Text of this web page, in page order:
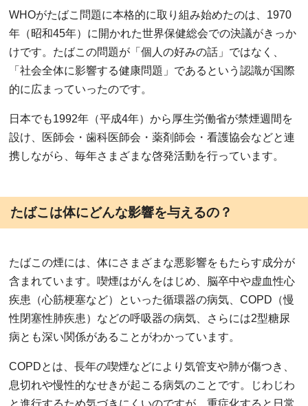
WHOがたばこ問題に本格的に取り組み始めたのは、1970
年（昭和45年）に開かれた世界保健総会での決議がきっか
けです。たばこの問題が「個人の好みの話」ではなく、
「社会全体に影響する健康問題」であるという認識が国際
的に広まっていったのです。
日本でも1992年（平成4年）から厚生労働省が禁煙週間を
設け、医師会・歯科医師会・薬剤師会・看護協会などと連
携しながら、毎年さまざまな啓発活動を行っています。
たばこは体にどんな影響を与えるの？
たばこの煙には、体にさまざまな悪影響をもたらす成分が
含まれています。喫煙はがんをはじめ、脳卒中や虚血性心
疾患（心筋梗塞など）といった循環器の病気、COPD（慢
性閉塞性肺疾患）などの呼吸器の病気、さらには2型糖尿
病とも深い関係があることがわかっています。
COPDとは、長年の喫煙などにより気管支や肺が傷つき、
息切れや慢性的なせきが起こる病気のことです。じわじわ
と進行するため気づきにくいのですが、重症化すると日常